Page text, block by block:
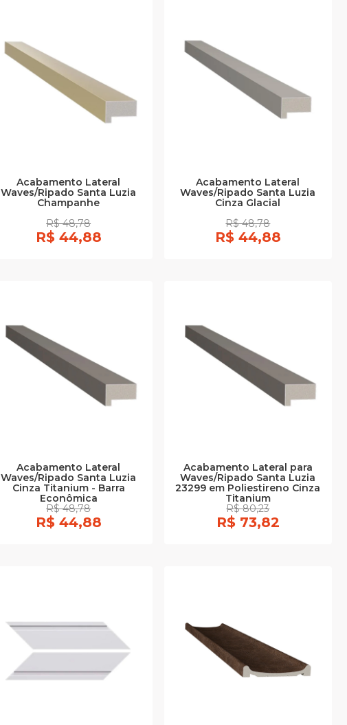
Acabamento Lateral
Waves/Ripado Santa Luzia
Champanhe
R$ 48,78
R$ 44,88
Acabamento Lateral
Waves/Ripado Santa Luzia
Cinza Glacial
R$ 48,78
R$ 44,88
Acabamento Lateral
Waves/Ripado Santa Luzia
Cinza Titanium - Barra
Econômica
R$ 48,78
R$ 44,88
Acabamento Lateral para
Waves/Ripado Santa Luzia
23299 em Poliestireno Cinza
Titanium
R$ 80,23
R$ 73,82